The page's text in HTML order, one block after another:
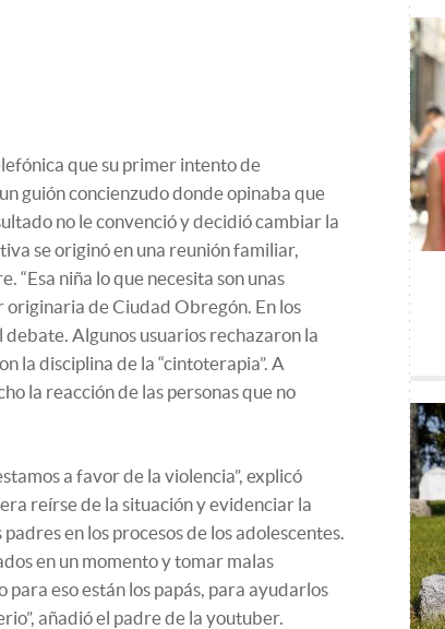
que su primer intento de
guión concienzudo donde opinaba que
no le convenció y decidió cambiar la
se originó en una reunión familiar,
“Esa niña lo que necesita son unas
originaria de Ciudad Obregón. En los
Algunos usuarios rechazaron la
la disciplina de la “cintoterapia”. A
la reacción de las personas que no
a favor de la violencia”, explicó
reírse de la situación y evidenciar la
en los procesos de los adolescentes.
en un momento y tomar malas
para eso están los papás, para ayudarlos
añadió el padre de la youtuber.